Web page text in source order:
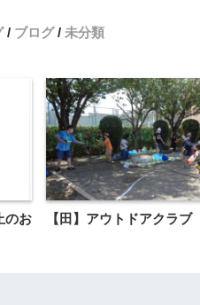
ブログ 未分類
のお
【田】アウトドアクラブ